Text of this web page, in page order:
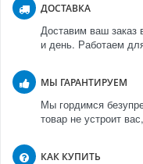
ДОСТАВКА
Доставим ваш заказ
и день. Работаем
МЫ ГАРАНТИРУЕМ
Мы гордимся
товар не устроит
КАК КУПИТЬ